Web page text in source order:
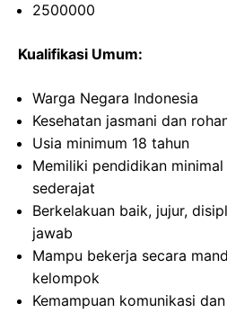
2500000
Kualifikasi Umum:
Warga Negara Indonesia
Kesehatan jasmani dan
Usia minimum 18 tahun
Memiliki pendidikan minimal
sederajat
Berkelakuan baik, jujur,
jawab
Mampu bekerja secara
kelompok
Kemampuan komunikasi